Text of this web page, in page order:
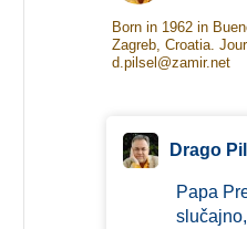
Born in 1962 in
Zagreb, Croatia.
d.pilsel@zamir.net
Drago
Papa